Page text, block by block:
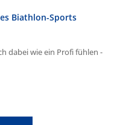
Biathlon-Sports
dabei wie ein Profi fühlen -